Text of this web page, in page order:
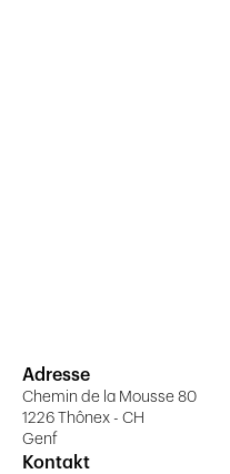
Adresse
Chemin de la Mousse 80
1226 Thônex - CH
Genf
Kontakt